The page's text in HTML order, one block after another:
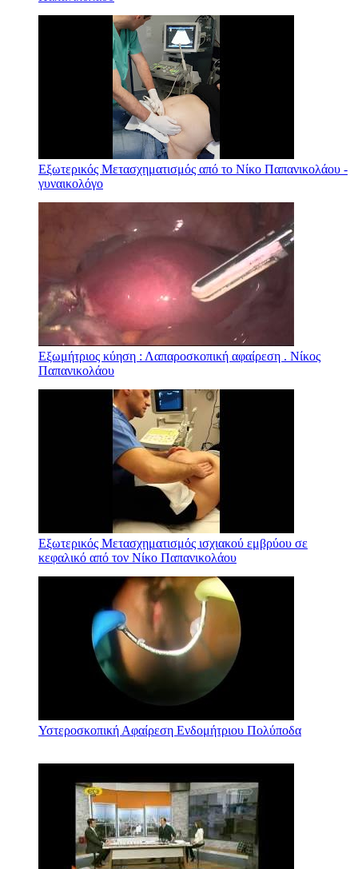
Εξωτερικός Μετασχηματισμός από το Νίκο Παπανικολάου -
γυναικολόγο
Εξωμήτριος κύηση : Λαπαροσκοπική αφαίρεση . Νίκος
Παπανικολάου
Εξωτερικός Μετασχηματισμός ισχιακού εμβρύου σε
κεφαλικό από τον Νίκο Παπανικολάου
Υστεροσκοπική Αφαίρεση Ενδομήτριου Πολύποδα